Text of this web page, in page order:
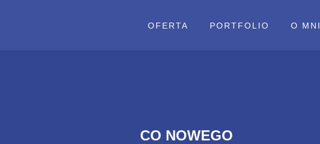
OFERTA PORTFOLIO O
CO NOWEGO